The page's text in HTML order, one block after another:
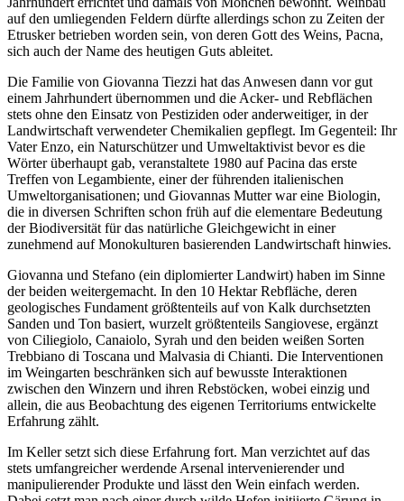
auf den umliegenden Feldern dürfte allerdings schon zu Zeiten der
Etrusker betrieben worden sein, von deren Gott des Weins, Pacna,
sich auch der Name des heutigen Guts ableitet.
Die Familie von Giovanna Tiezzi hat das Anwesen dann vor gut
einem Jahrhundert übernommen und die Acker- und Rebflächen
stets ohne den Einsatz von Pestiziden oder anderweitiger, in der
Landwirtschaft verwendeter Chemikalien gepflegt. Im Gegenteil: Ihr
Vater Enzo, ein Naturschützer und Umweltaktivist bevor es die
Wörter überhaupt gab, veranstaltete 1980 auf Pacina das erste
Treffen von Legambiente, einer der führenden italienischen
Umweltorganisationen; und Giovannas Mutter war eine Biologin,
die in diversen Schriften schon früh auf die elementare Bedeutung
der Biodiversität für das natürliche Gleichgewicht in einer
zunehmend auf Monokulturen basierenden Landwirtschaft hinwies.
Giovanna und Stefano (ein diplomierter Landwirt) haben im Sinne
der beiden weitergemacht. In den 10 Hektar Rebfläche, deren
geologisches Fundament größtenteils auf von Kalk durchsetzten
Sanden und Ton basiert, wurzelt größtenteils Sangiovese, ergänzt
von Ciliegiolo, Canaiolo, Syrah und den beiden weißen Sorten
Trebbiano di Toscana und Malvasia di Chianti. Die Interventionen
im Weingarten beschränken sich auf bewusste Interaktionen
zwischen den Winzern und ihren Rebstöcken, wobei einzig und
allein, die aus Beobachtung des eigenen Territoriums entwickelte
Erfahrung zählt.
Im Keller setzt sich diese Erfahrung fort. Man verzichtet auf das
stets umfangreicher werdende Arsenal intervenierender und
manipulierender Produkte und lässt den Wein einfach werden.